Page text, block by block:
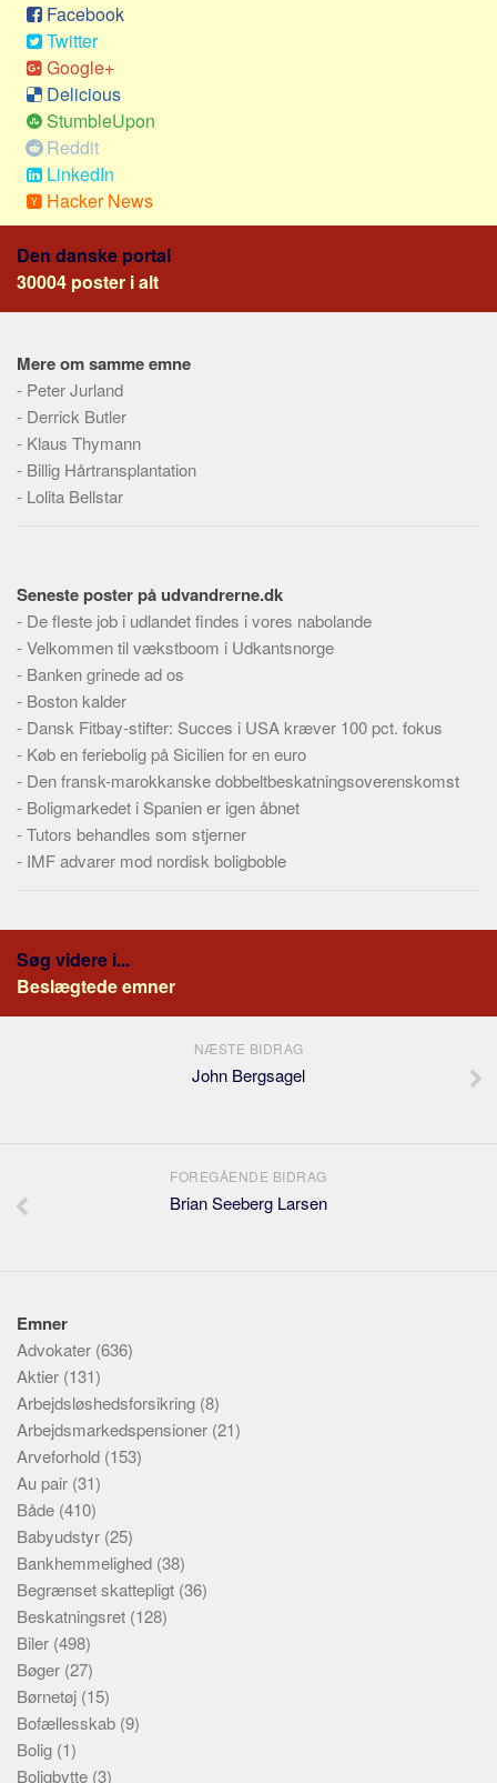
Jura og regler
Skatter og afgifter
Statistik
Praktisk
Alle
Meta
Dokumenttyper
Emner
Steder
Om
Webstedet
Tekstannoncer
Bannere
Hjælp
Facebook
Twitter
Google+
Delicious
StumbleUpon
Reddit
LinkedIn
Hacker News
Den danske portal
30004 poster i alt
Mere om samme emne
- Peter Jurland
- Derrick Butler
- Klaus Thymann
- Billig Hårtransplantation
- Lolita Bellstar
Seneste poster på udvandrerne.dk
- De fleste job i udlandet findes i vores nabolande
-Velkommen til vækstboom i Udkantsnorge
- Banken grinede ad os
- Boston kalder
- Dansk Fitbay-stifter: Succes i USA kræver 100 pct. fokus
- Køb en feriebolig på Sicilien for en euro
- Den fransk-marokkanske dobbeltbeskatningsoverenskomst
- Boligmarkedet i Spanien er igen åbnet
-Tutors behandles som stjerner
- IMF advarer mod nordisk boligboble
Søg videre i...
Beslægtede emner
NÆSTE BIDRAG
John Bergsagel
FOREGÅENDE BIDRAG
Brian Seeberg Larsen
Emner
Advokater (636)
Aktier (131)
Arbejdsløshedsforsikring (8)
Arbejdsmarkedspensioner (21)
Arveforhold (153)
Au pair (31)
Både (410)
Babyudstyr (25)
Bankhemmelighed (38)
Begrænset skattepligt (36)
Beskatningsret (128)
Biler (498)
Bøger (27)
Børnetøj (15)
Bofællesskab (9)
Bolig (1)
Boligbytte (3)